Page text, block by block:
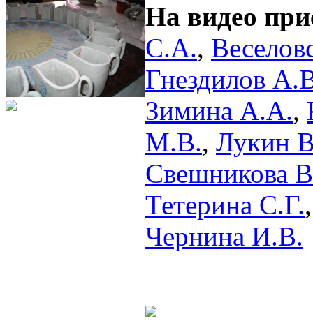
На видео
С.А.,
Гнездилов
Зимина А.А.,
М.В., Лукин
Свешникова
Тетерина С.Г.
Чернина И.В.